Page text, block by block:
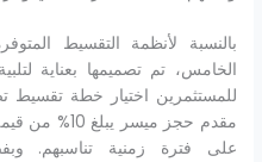
بالنسبة لأنظمة التقسيط
الخامس، تم تصميمها بعناية
مقدم حجز ميسر
على فترة زمنية تناسبهم.